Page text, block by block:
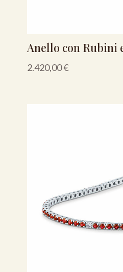
Anello con Rubini
2.420,00€